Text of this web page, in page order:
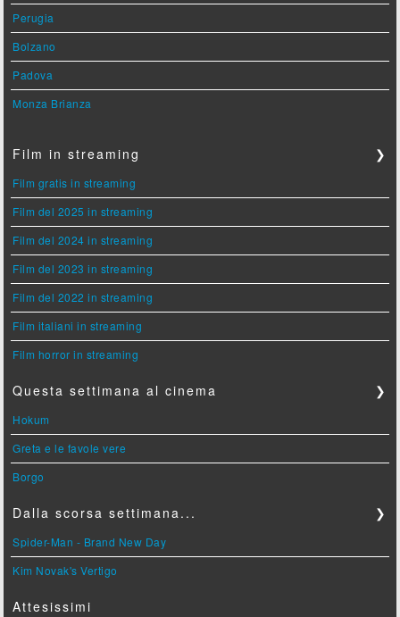
Perugia
Bolzano
Padova
Monza Brianza
Film in streaming ❯
Film gratis in streaming
Film del 2025 in streaming
Film del 2024 in streaming
Film del 2023 in streaming
Film del 2022 in streaming
Film italiani in streaming
Film horror in streaming
Questa settimana al cinema ❯
Hokum
Greta e le favole vere
Borgo
Dalla scorsa settimana... ❯
Spider-Man - Brand New Day
Kim Novak's Vertigo
Attesissimi